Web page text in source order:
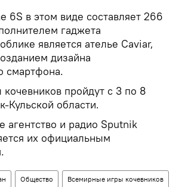
6S в этом виде составляет 266
гаджета
является ателье Caviar,
дизайна
смартфона.
пройдут с 3 по 8
Кульской области.
и радио Sputnik
их официальным
Общество Всемирные игры кочевников